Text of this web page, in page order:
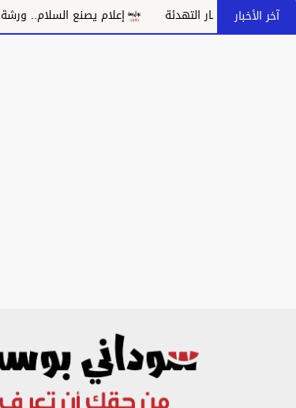
آخر الأخبار إعلام يصنع السلام.. ورشة بالدبة تدعو إلى